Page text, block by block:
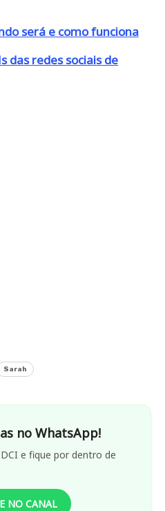
será e como funciona
das redes sociais de
Sarah
no WhatsApp!
e fique por dentro de
NO CANAL